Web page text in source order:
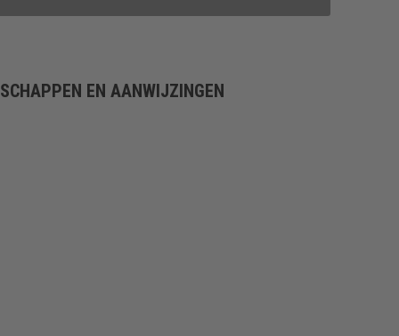
EN AANWIJZINGEN